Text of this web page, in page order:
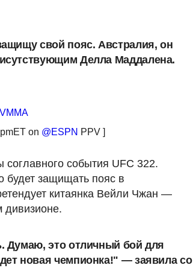
свой пояс. Австралия, он
Делла Маддалена.
on @ESPN PPV ]
соглавного события UFC 322.
будет защищать пояс в
китаянка Вейли Чжан —
Думаю, это отличный бой для
новая чемпионка!" — заявила со